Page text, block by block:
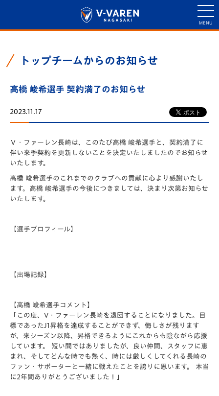
トップチームからのお知らせ
高橋 峻希選手 契約満了のお知らせ
2023.11.17
Ｖ・ファーレン長崎は、このたび高橋 峻希選手と、契約満了に
伴い来季契約を更新しないことを決定いたしましたのでお知らせ
いたします。
高橋 峻希選手のこれまでのクラブへの貢献に心より感謝いたし
ます。高橋 峻希選手の今後につきましては、決まり次第お知らせ
いたします。
【選手プロフィール】
【出場記録】
【高橋 峻希選手コメント】
「この度、V・ファーレン長崎を退団することになりました。目
標であったJ1昇格を達成することができず、悔しさが残ります
が、来シーズン以降、昇格できるようにこれからも陰ながら応援
しています。 短い間ではありましたが、良い仲間、スタッフに恵
まれ、そしてどんな時でも熱く、時には厳しくしてくれる長崎の
ファン・サポーターと一緒に戦えたことを誇りに思います。 本当
に2年間ありがとうございました！」